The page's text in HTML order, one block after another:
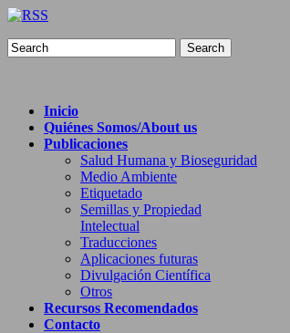
Search
Inicio
Quiénes Somos/About us
Publicaciones
Salud Humana y Bioseguridad
Medio Ambiente
Etiquetado
Semillas y Propiedad
Intelectual
Traducciones
Aplicaciones futuras
Divulgación Científica
Otros
Recursos Recomendados
Contacto